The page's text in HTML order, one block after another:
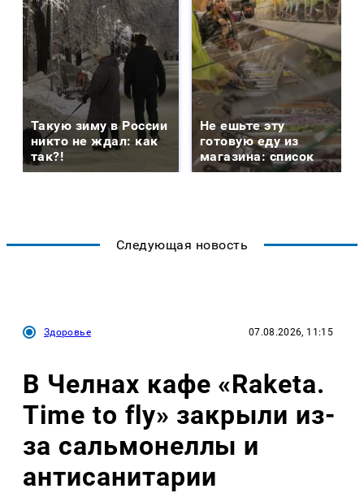
Такую зиму в России
никто не ждал: как
так?!
Не ешьте эту
готовую еду из
магазина: список
Следующая новость
Здоровье 07.08.2026, 11:15
В Челнах кафе «Raketa.
Time to fly» закрыли из-
за сальмонеллы и
антисанитарии